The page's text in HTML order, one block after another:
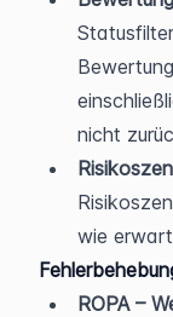
nicht
wie
ROPA –